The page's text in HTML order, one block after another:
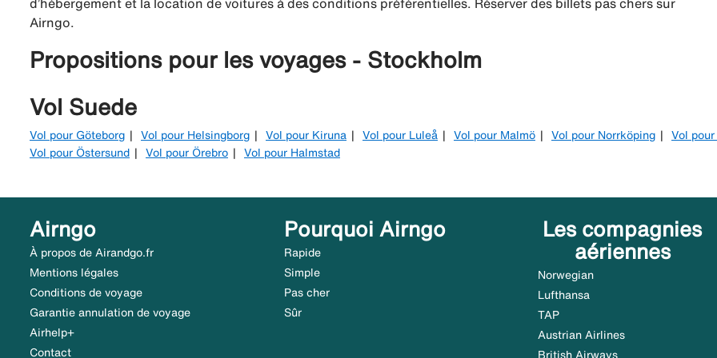
d’hébergement et la location de voitures à des conditions préférentielles. Réserver des billets pas chers sur
Airngo.
Propositions pour les voyages - Stockholm
Vol Suede
Vol pour Göteborg Vol pour Helsingborg Vol pour Kiruna Vol pour Luleå Vol pour Malmö Vol pour Norrköping Vol
Vol pour Östersund
Vol pour Örebro Vol pour Halmstad
Airngo
À propos de Airandgo.fr
Mentions légales
Conditions de voyage
Garantie annulation de voyage
Airhelp+
Contact
Pourquoi Airngo
Rapide
Simple
Pas cher
Sûr
Les compagnies
aériennes
Norwegian
Lufthansa
TAP
Austrian Airlines
British Airways